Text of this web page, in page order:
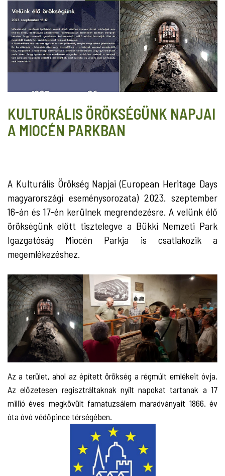
KULTURÁLIS ÖRÖKSÉGÜNK NAPJAI
A MIOCÉN PARKBAN
A Kulturális Örökség Napjai (European Heritage Days
magyarországi eseménysorozata) 2023. szeptember
16-án és 17-én kerülnek megrendezésre. A velünk élő
örökségünk előtt tisztelegve a Bükki Nemzeti Park
Igazgatóság Miocén Parkja is csatlakozik a
megemlékezéshez.
Az a terület, ahol az épített örökség a régmúlt emlékeit óvja.
Az előzetesen regisztráltaknak nyílt napokat tartanak a 17
millió éves megkövült famatuzsálem maradványait 1866. év
óta óvó védőpince térségében.